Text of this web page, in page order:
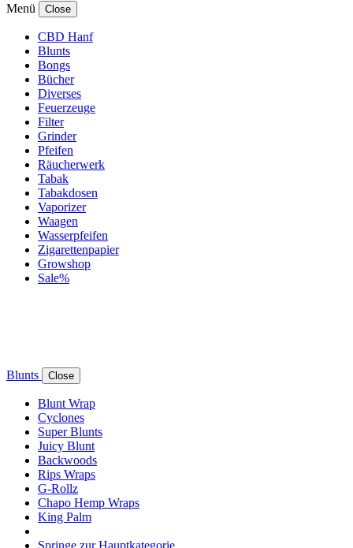
Menü Close
CBD Hanf
Blunts
Bongs
Bücher
Diverses
Feuerzeuge
Filter
Grinder
Pfeifen
Räucherwerk
Tabak
Tabakdosen
Vaporizer
Waagen
Wasserpfeifen
Zigarettenpapier
Growshop
Sale%
Blunts Close
Blunt Wrap
Cyclones
Super Blunts
Juicy Blunt
Backwoods
Rips Wraps
G-Rollz
Chapo Hemp Wraps
King Palm
Springe zur Hauptkategorie